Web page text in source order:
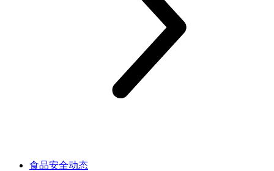
食品安全动态